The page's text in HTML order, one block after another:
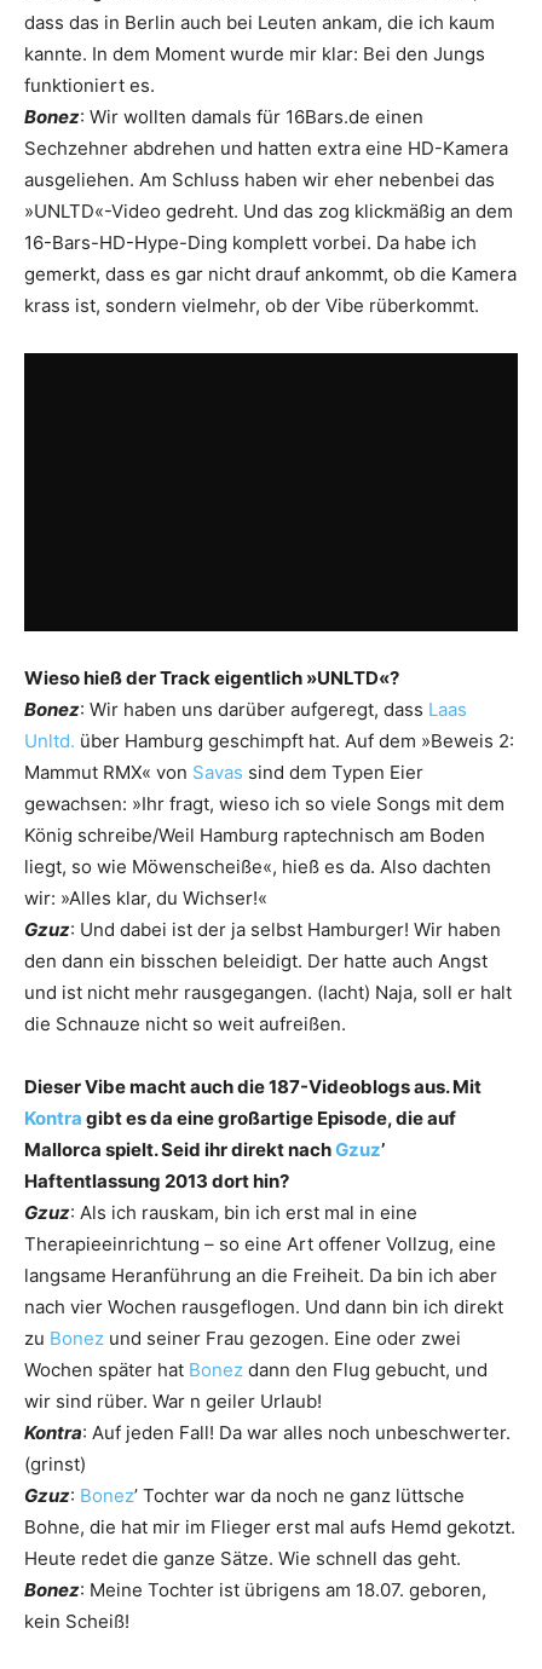
dass das in Berlin auch bei Leuten ankam, die ich kaum
kannte. In dem Moment wurde mir klar: Bei den Jungs
funktioniert es.
Bonez: Wir wollten damals für 16Bars.de einen
Sechzehner abdrehen und hatten extra eine HD-Kamera
ausgeliehen. Am Schluss haben wir eher nebenbei das
»UNLTD«-Video gedreht. Und das zog klickmäßig an dem
16-Bars-HD-Hype-Ding komplett vorbei. Da habe ich
gemerkt, dass es gar nicht drauf ankommt, ob die Kamera
krass ist, sondern vielmehr, ob der Vibe rüberkommt.
Wieso hieß der Track eigentlich »UNLTD«?
Bonez: Wir haben uns darüber aufgeregt, dass Laas
Unltd. über Hamburg geschimpft hat. Auf dem »Beweis 2:
Mammut RMX« von Savas sind dem Typen Eier
gewachsen: »Ihr fragt, wieso ich so viele Songs mit dem
König schreibe/Weil Hamburg raptechnisch am Boden
liegt, so wie Möwenscheiße«, hieß es da. Also dachten
wir: »Alles klar, du Wichser!«
Gzuz: Und dabei ist der ja selbst Hamburger! Wir haben
den dann ein bisschen beleidigt. Der hatte auch Angst
und ist nicht mehr rausgegangen. (lacht) Naja, soll er halt
die Schnauze nicht so weit aufreißen.
Dieser Vibe macht auch die 187-Video­blogs aus. Mit
Kontra gibt es da eine großartige Episode, die auf
Mallorca spielt. Seid ihr direkt nachGzuz’
Haftentlassung 2013 dort hin?
Gzuz: Als ich rauskam, bin ich erst mal in eine
Therapieeinrichtung – so eine Art offener Vollzug, eine
langsame Heranführung an die Freiheit. Da bin ich aber
nach vier Wochen rausgeflogen. Und dann bin ich direkt
zu Bonez und seiner Frau gezogen. Eine oder zwei
Wochen später hat Bonez dann den Flug gebucht, und
wir sind rüber. War n geiler Urlaub!
Kontra: Auf jeden Fall! Da war alles noch unbeschwerter.
(grinst)
Gzuz: Bonez’ Tochter war da noch ne ganz lüttsche
Bohne, die hat mir im Flieger erst mal aufs Hemd gekotzt.
Heute redet die ganze Sätze. Wie schnell das geht.
Bonez: Meine Tochter ist übrigens am 18.07. geboren,
kein Scheiß!